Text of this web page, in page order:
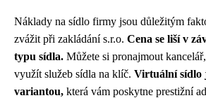
Náklady na sídlo firmy jsou důležitým
zvážit při zakládání s.r.o. Cena se liší v
typu sídla. Můžete si pronajmout
využít služeb sídla na klíč. Virtuální sídlo
variantou, která vám poskytne prestižní